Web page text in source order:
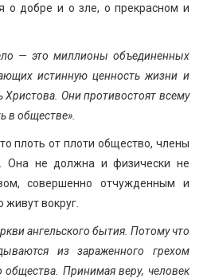
о добре и о зле, о прекрасном и
— это миллионы объединенных
истинную ценность жизни и
Они противостоят всему
в обществе».
плоть от плоти общество, члены
Она не должна и физически не
совершенно отчужденным и
вокруг.
ангельского бытия. Потому что
из зараженного грехом
общества. Принимая веру, человек